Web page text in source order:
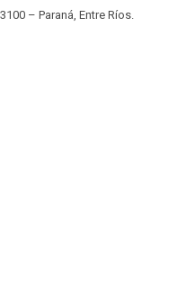
– Paraná, Entre Ríos.